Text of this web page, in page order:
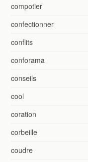
compotier
confectionner
conflits
conforama
conseils
cool
coration
corbeille
coudre